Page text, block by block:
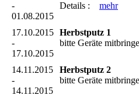
-
01.08.2015
Details : mehr
17.10.2015
-
17.10.2015
Herbstputz 1
bitte Geräte
14.11.2015
-
14.11.2015
Herbstputz 2
bitte Geräte